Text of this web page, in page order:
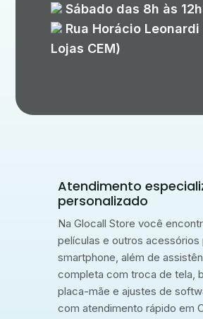
Sábado das 8h às
Rua Horácio Leonardi
Lojas CEM)
Atendimento
personalizado
Na Glocall Store você
películas e outros acessórios
smartphone, além de
completa com troca de tela,
placa-mãe e ajustes de
com atendimento rápido em